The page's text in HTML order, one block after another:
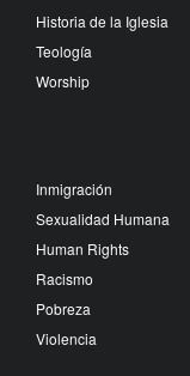
Historia de la Iglesia
Teología
Worship
Inmigración
Sexualidad Humana
Human Rights
Racismo
Pobreza
Violencia